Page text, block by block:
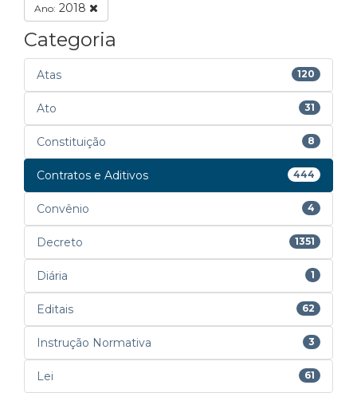
Ano: 2018
Categoria
Atas 120
Ato 31
Constituição 8
Contratos e Aditivos 444
Convênio 4
Decreto 1351
Diária 1
Editais 62
Instrução Normativa 3
Lei 61